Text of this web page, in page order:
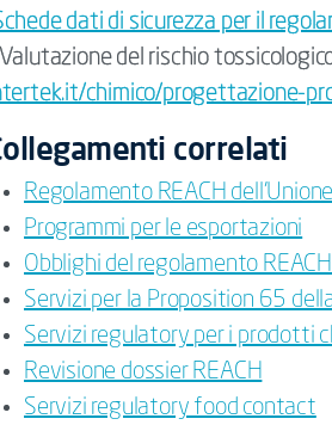
dati di sicurezza per il
del rischio
chimico/progettazione-
correlati
Regolamento REACH
Programmi per le esportazioni
Obblighi del regolamento
Servizi per la Proposition 65
Servizi regulatory per i prodotti
Revisione dossier REACH
Servizi regulatory food contact